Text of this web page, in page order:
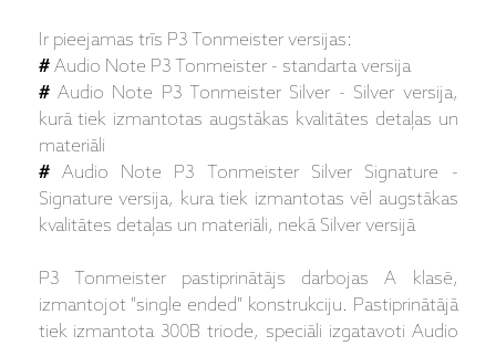
Ir pieejamas trīs P3 Tonmeister versijas:
#Audio Note P3 Tonmeister - standarta versija
#Audio Note P3 Tonmeister Silver - Silver versija,
kurā tiek izmantotas augstākas kvalitātes detaļas un
materiāli
#Audio Note P3 Tonmeister Silver Signature -
Signature versija, kura tiek izmantotas vēl augstākas
kvalitātes detaļas un materiāli, nekā Silver versijā
P3 Tonmeister pastiprinātājs darbojas A klasē,
izmantojot "single ended" konstrukciju. Pastiprinātājā
tiek izmantota 300B triode, speciāli izgatavoti Audio